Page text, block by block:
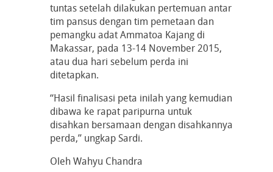
tuntas setelah dilakukan pertemuan antar
tim pansus dengan tim pemetaan dan
pemangku adat Ammatoa Kajang di
Makassar, pada 13-14 November 2015,
atau dua hari sebelum perda ini
ditetapkan.
“Hasil finalisasi peta inilah yang kemudian
dibawa ke rapat paripurna untuk
disahkan bersamaan dengan disahkannya
perda,” ungkap Sardi.
Oleh Wahyu Chandra